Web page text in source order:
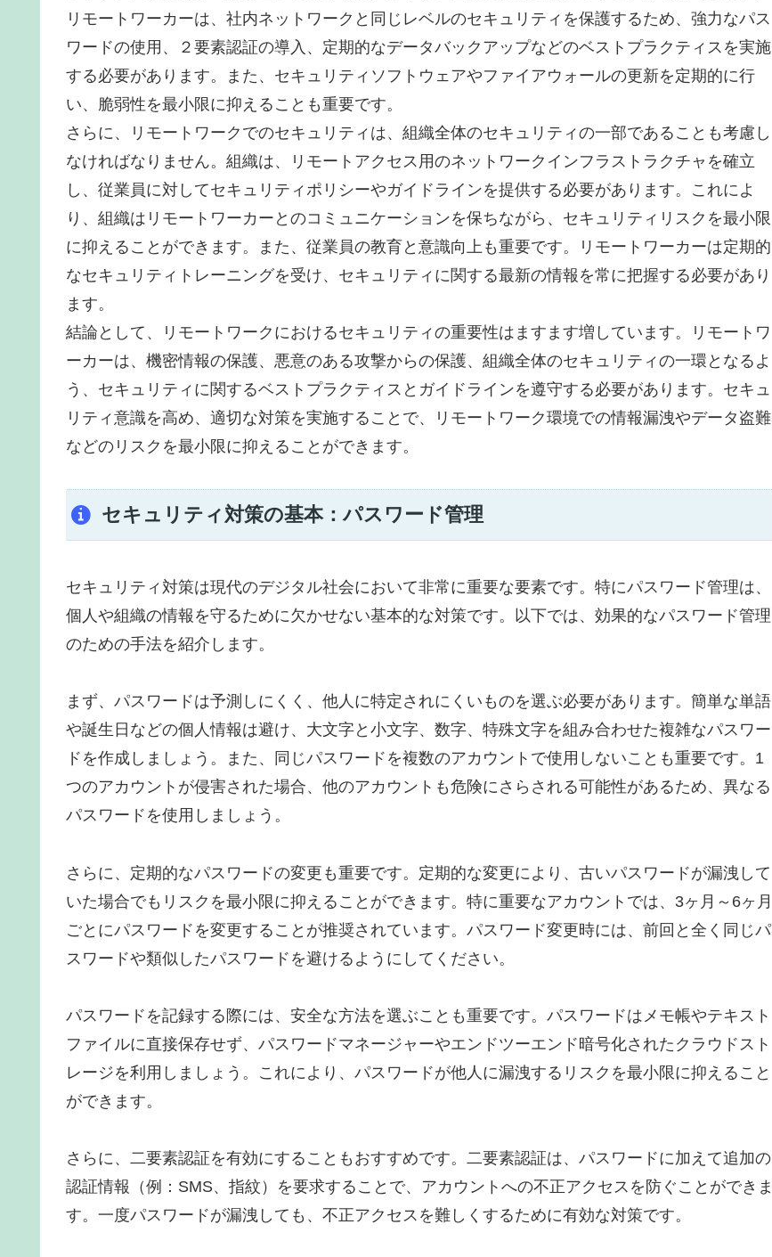
リモートワーカーは、社内ネットワークと同じレベルのセキュリティを保護するため、強力なパス
ワードの使用、２要素認証の導入、定期的なデータバックアップなどのベストプラクティスを実施
する必要があります。また、セキュリティソフトウェアやファイアウォールの更新を定期的に行
い、脆弱性を最小限に抑えることも重要です。
さらに、リモートワークでのセキュリティは、組織全体のセキュリティの一部であることも考慮し
なければなりません。組織は、リモートアクセス用のネットワークインフラストラクチャを確立
し、従業員に対してセキュリティポリシーやガイドラインを提供する必要があります。これによ
り、組織はリモートワーカーとのコミュニケーションを保ちながら、セキュリティリスクを最小限
に抑えることができます。また、従業員の教育と意識向上も重要です。リモートワーカーは定期的
なセキュリティトレーニングを受け、セキュリティに関する最新の情報を常に把握する必要があり
ます。
結論として、リモートワークにおけるセキュリティの重要性はますます増しています。リモートワ
ーカーは、機密情報の保護、悪意のある攻撃からの保護、組織全体のセキュリティの一環となるよ
う、セキュリティに関するベストプラクティスとガイドラインを遵守する必要があります。セキュ
リティ意識を高め、適切な対策を実施することで、リモートワーク環境での情報漏洩やデータ盗難
などのリスクを最小限に抑えることができます。
セキュリティ対策の基本：パスワード管理
セキュリティ対策は現代のデジタル社会において非常に重要な要素です。特にパスワード管理は、
個人や組織の情報を守るために欠かせない基本的な対策です。以下では、効果的なパスワード管理
のための手法を紹介します。
まず、パスワードは予測しにくく、他人に特定されにくいものを選ぶ必要があります。簡単な単語
や誕生日などの個人情報は避け、大文字と小文字、数字、特殊文字を組み合わせた複雑なパスワー
ドを作成しましょう。また、同じパスワードを複数のアカウントで使用しないことも重要です。1
つのアカウントが侵害された場合、他のアカウントも危険にさらされる可能性があるため、異なる
パスワードを使用しましょう。
さらに、定期的なパスワードの変更も重要です。定期的な変更により、古いパスワードが漏洩して
いた場合でもリスクを最小限に抑えることができます。特に重要なアカウントでは、3ヶ月～6ヶ月
ごとにパスワードを変更することが推奨されています。パスワード変更時には、前回と全く同じパ
スワードや類似したパスワードを避けるようにしてください。
パスワードを記録する際には、安全な方法を選ぶことも重要です。パスワードはメモ帳やテキスト
ファイルに直接保存せず、パスワードマネージャーやエンドツーエンド暗号化されたクラウドスト
レージを利用しましょう。これにより、パスワードが他人に漏洩するリスクを最小限に抑えること
ができます。
さらに、二要素認証を有効にすることもおすすめです。二要素認証は、パスワードに加えて追加の
認証情報（例：SMS、指紋）を要求することで、アカウントへの不正アクセスを防ぐことができま
す。一度パスワードが漏洩しても、不正アクセスを難しくするために有効な対策です。